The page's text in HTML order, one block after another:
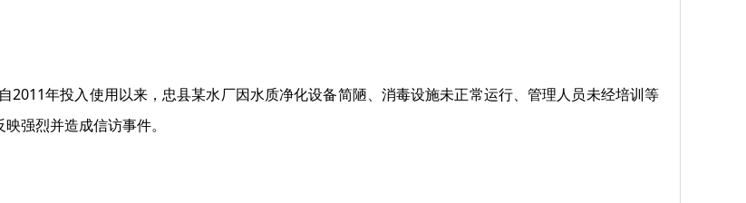
年投入使用以来，忠县某水厂因水质净化设备简陋、消毒设施未正常运行、管理人员未经培训等
强烈并造成信访事件。